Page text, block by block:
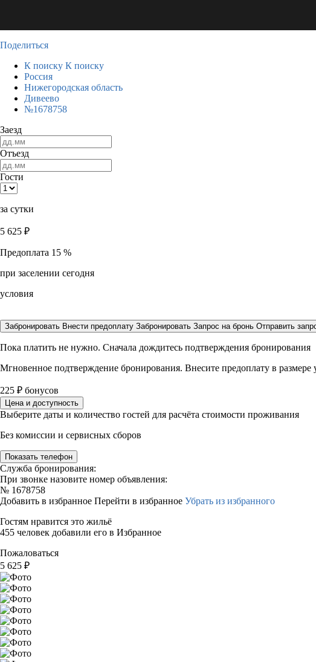
Поделиться
К поиску К поиску
Россия
Нижегородская область
Дивеево
№1678758
Заезд
Отъезд
Гости
за сутки
5 625 ₽
Предоплата 15 %
при заселении сегодня
условия
Забронировать Внести предоплату Забронировать Запрос на бронь Отправить
Пока платить не нужно. Сначала дождитесь подтверждения бронирования
Мгновенное подтверждение бронирования. Внесите предоплату в размере
225 ₽ бонусов
Цена и доступность
Выберите даты и количество гостей для расчёта стоимости проживания
Без комиссии и сервисных сборов
Показать телефон
Служба бронирования:
При звонке назовите номер объявления:
№ 1678758
Добавить в избранное Перейти в избранное Убрать из избранного
Гостям нравится это жильё
455 человек добавили его в Избранное
Пожаловаться
5 625 ₽